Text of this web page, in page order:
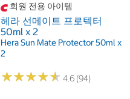
회원 전용 아이템
헤라 선메이트 프로텍터
50ml x 2
Hera Sun Mate Protector 50ml x
2
★★★★★
★★★★★ 4.6 (94)